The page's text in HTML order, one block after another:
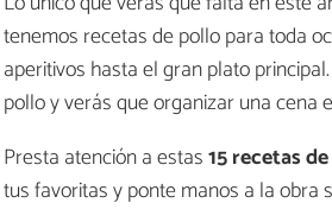
tenemos recetas de pollo para toda
aperitivos hasta el gran plato
pollo y verás que organizar una cena
Presta atención a estas15 recetas
tus favoritas y ponte manos a la obra